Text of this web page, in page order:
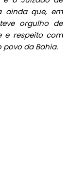
ainda que, em
orgulho de
e respeito com
povo da Bahia.